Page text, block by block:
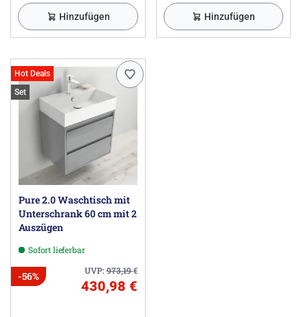
Hinzufügen Hinzufügen
Hot Deals
Set
Pure 2.0 Waschtisch mit
Unterschrank 60 cm mit 2
Auszügen
Sofort lieferbar
UVP:973,19€
-56%
430,98 €